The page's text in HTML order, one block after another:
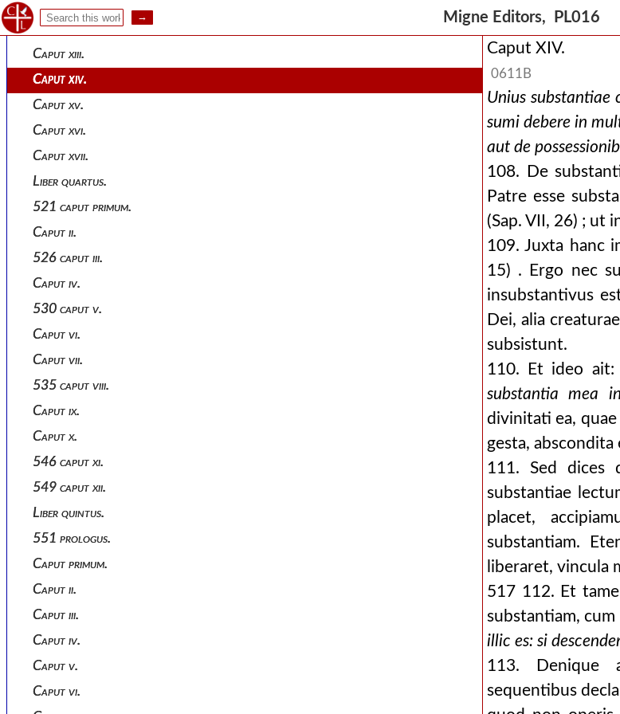
Migne Editors, PL016
Caput xii.
Caput xiii.
Caput xiv.
Caput xv.
Caput xvi.
Caput xvii.
Liber quartus.
521 caput primum.
Caput ii.
526 caput iii.
Caput iv.
530 caput v.
Caput vi.
Caput vii.
535 caput viii.
Caput ix.
Caput x.
546 caput xi.
549 caput xii.
Liber quintus.
551 prologus.
Caput primum.
Caput ii.
Caput iii.
Caput iv.
Caput v.
Caput vi.
Caput XIV.
0611B
Unius substantiae
sumi debere in
aut de
108. De
Patre esse
(Sap. VII, 26) ; ut
109. Juxta hanc
15) . Ergo nec
insubstantivus
Dei, alia
subsistunt.
110. Et ideo ait:
substantia mea
divinitati ea,
gesta,
111. Sed dices
substantiae
placet,
substantiam.
liberaret, vincula
517 112. Et
substantiam,
illic es: si
113. Denique
sequentibus